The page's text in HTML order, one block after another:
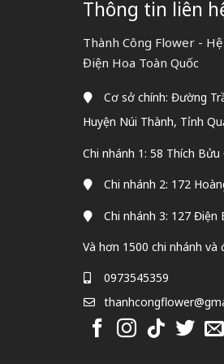
Thông tin liên
Thành Công Flower -
Điện Hoa Toàn Quốc
Cơ sở chính: Đường
Huyện Núi Thành, Tỉnh
Chi nhánh 1: 58 Thích
Chi nhánh 2: 172
Chi nhánh 3: 127 Điện
Và hơn 1500 chi nhánh
0973545359